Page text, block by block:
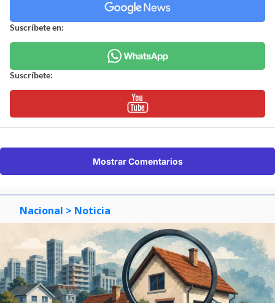
Suscríbete en:
Suscríbete:
Mostrar Comentarios
Nacional > Noticia